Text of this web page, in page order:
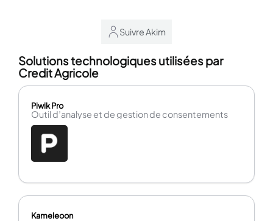
Suivre Akim
Solutions technologiques utilisées par
Credit Agricole
Piwik Pro
Outil d’analyse et de gestion de consentements
Kameleoon